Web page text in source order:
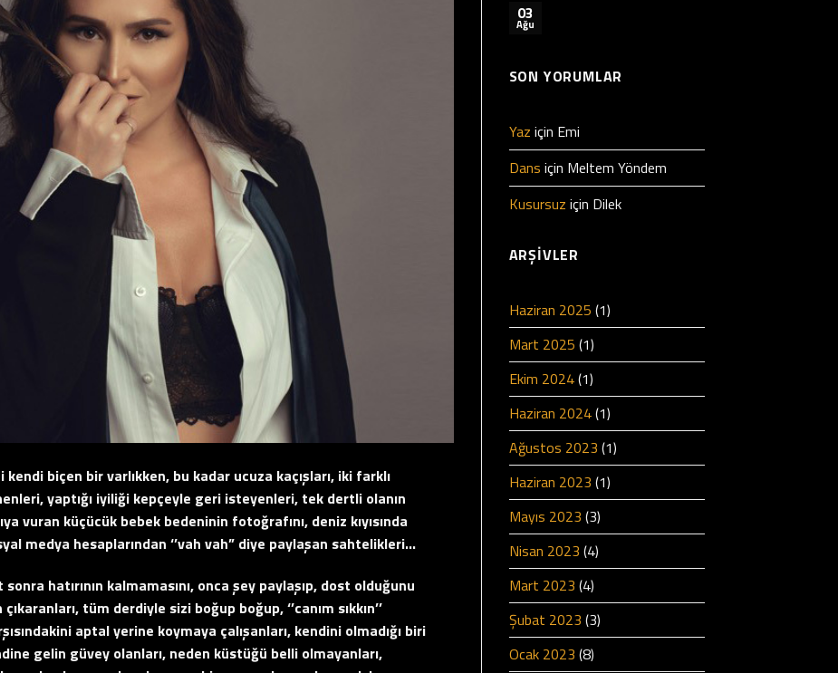
biçen bir varlıkken, bu kadar ucuza kaçışları, iki farklı
yaptığı iyiliği kepçeyle geri isteyenleri, tek dertli olanın
vuran küçücük bebek bedeninin fotoğrafını, deniz kıyısında
medya hesaplarından ‘’vah vah” diye paylaşan sahtelikleri…
hatırının kalmamasını, onca şey paylaşıp, dost olduğunu
tüm derdiyle sizi boğup boğup, ‘’canım sıkkın’’
aptal yerine koymaya çalışanları, kendini olmadığı biri
gelin güvey olanları, neden küstüğü belli olmayanları,
03
Ağu
SON YORUMLAR
Yaz için Emi
Dans için Meltem Yöndem
Kusursuz için Dilek
ARŞIVLER
Haziran 2025 (1)
Mart 2025 (1)
Ekim 2024(1)
Haziran 2024(1)
Ağustos 2023 (1)
Haziran 2023 (1)
Mayıs 2023 (3)
Nisan 2023 (4)
Mart 2023 (4)
Şubat 2023 (3)
Ocak 2023 (8)